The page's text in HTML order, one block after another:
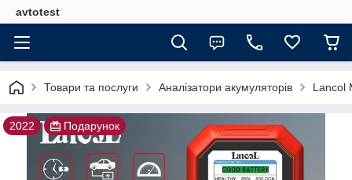
avtotest
Товари та послуги Аналізатори акумуляторів Lancol
2022 Подарунок